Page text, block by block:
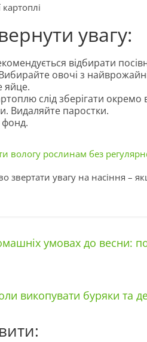
увагу:
відбирати
овочі з
яйце.
слід зберігати
Видаляйте паростки.
вологу рослинам без
увагу на насіння –
умовах до весни:
викопувати буряки та